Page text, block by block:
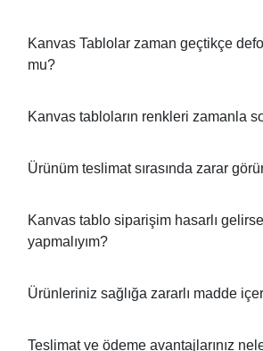
Kanvas Tablolar zaman geçtikçe
mu?
Kanvas tabloların renkleri zamanla
Ürünüm teslimat sırasında zarar
Kanvas tablo siparişim hasarlı
yapmalıyım?
Ürünleriniz sağlığa zararlı madde
Teslimat ve ödeme avantajlarınız